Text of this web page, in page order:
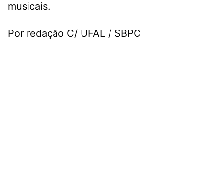
musicais.
Por redação C/ UFAL / SBPC